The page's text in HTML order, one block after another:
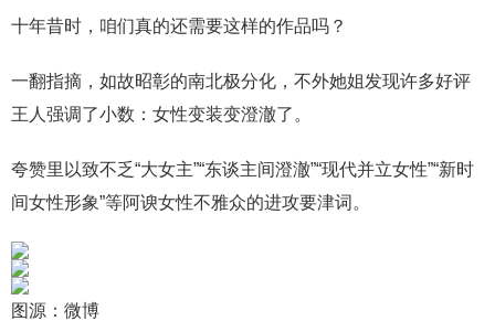
十年昔时，咱们真的还需要这样的作品吗？
一翻指摘，如故昭彰的南北极分化，不外她姐发现许多好评
王人强调了小数：女性变装变澄澈了。
夸赞里以致不乏“大女主”“东谈主间澄澈”“现代并立女性”“新时
间女性形象”等阿谀女性不雅众的进攻要津词。
图源：微博